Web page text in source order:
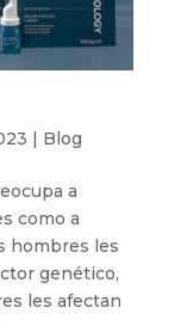
| Blog
a
como a
hombres les
genético,
les afectan